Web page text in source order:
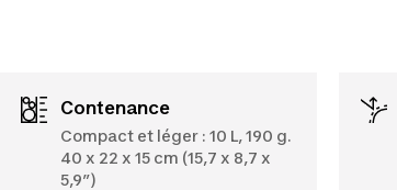
Contenance
Compact et léger : 10 L, 190 g.
40 x 22 x 15 cm (15,7 x 8,7 x
5,9”)